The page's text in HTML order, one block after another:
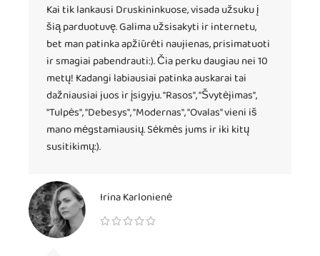
Kai tik lankausi Druskininkuose, visada užsuku į
šią parduotuvę. Galima užsisakyti ir internetu,
bet man patinka apžiūrėti naujienas, prisimatuoti
ir smagiai pabendrauti:). Čia perku daugiau nei 10
metų! Kadangi labiausiai patinka auskarai tai
dažniausiai juos ir įsigyju. "Rasos", "Švytėjimas",
"Tulpės", "Debesys", "Modernas", "Ovalas" vieni iš
mano mėgstamiausių. Sėkmės jums ir iki kitų
susitikimų:).
Irina Karlonienė